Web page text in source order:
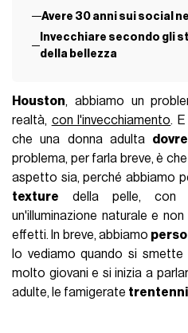
Avere 30 anni sui social
Invecchiare secondo gli
della bellezza
Houston, abbiamo un
realtà, con l'invecchiamento.
che una donna adulta
problema, per farla breve, è
aspetto sia, perché abbiamo
texture della pelle, con
un'illuminazione naturale e
effetti. In breve, abbiamo
lo vediamo quando si
molto giovani e si inizia a
adulte, le famigerate trentenni